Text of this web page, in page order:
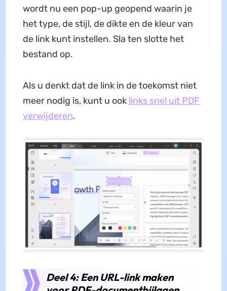
wordt nu een pop-up geopend waarin je
het type, de stijl, de dikte en de kleur van
de link kunt instellen. Sla ten slotte het
bestand op.
Als u denkt dat de link in de toekomst niet
meer nodig is, kunt u ook links snel uit PDF
verwijderen.
Deel 4: Een URL-link maken